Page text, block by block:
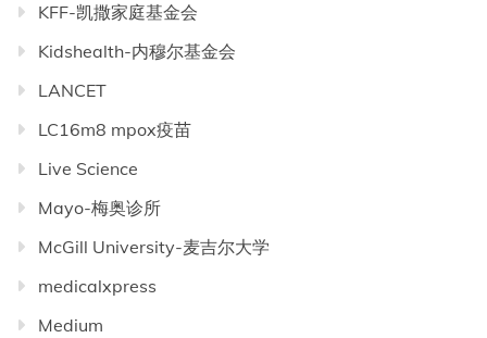
KFF-凯撒家庭基金会
Kidshealth-内穆尔基金会
LANCET
LC16m8 mpox疫苗
Live Science
Mayo-梅奥诊所
McGill University-麦吉尔大学
medicalxpress
Medium